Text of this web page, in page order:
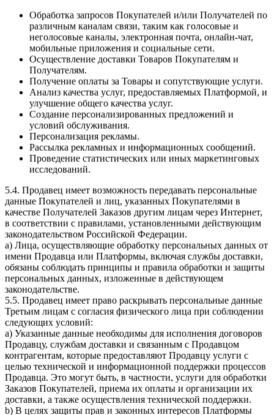
Обработка запросов Покупателей и/или Получателей по
различным каналам связи, таким как голосовые и
неголосовые каналы, электронная почта, онлайн-чат,
мобильные приложения и социальные сети.
Осуществление доставки Товаров Покупателям и
Получателям.
Получение оплаты за Товары и сопутствующие услуги.
Анализ качества услуг, предоставляемых Платформой, и
улучшение общего качества услуг.
Создание персонализированных предложений и
условий обслуживания.
Персонализация рекламы.
Рассылка рекламных и информационных сообщений.
Проведение статистических или иных маркетинговых
исследований.
5.4. Продавец имеет возможность передавать персональные
данные Покупателей и лиц, указанных Покупателями в
качестве Получателей Заказов другим лицам через Интернет,
в соответствии с правилами, установленными действующим
законодательством Российской Федерации.
a) Лица, осуществляющие обработку персональных данных от
имени Продавца или Платформы, включая службы доставки,
обязаны соблюдать принципы и правила обработки и защиты
персональных данных, изложенные в действующем
законодательстве.
5.5. Продавец имеет право раскрывать персональные данные
Третьим лицам с согласия физического лица при соблюдении
следующих условий:
a) Указанные данные необходимы для исполнения договоров
Продавцу, службам доставки и связанным с Продавцом
контрагентам, которые предоставляют Продавцу услуги с
целью технической и информационной поддержки процессов
Продавца. Это могут быть, в частности, услуги для обработки
Заказов Покупателей, приема их оплаты и организации их
доставки, а также осуществления технической поддержки.
b) В целях защиты прав и законных интересов Платформы